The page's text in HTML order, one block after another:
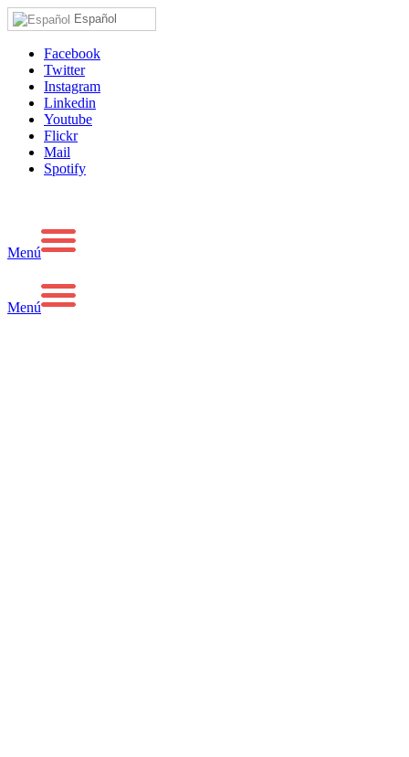
Español
Facebook
Twitter
Instagram
Linkedin
Youtube
Flickr
Mail
Spotify
Menú
Menú